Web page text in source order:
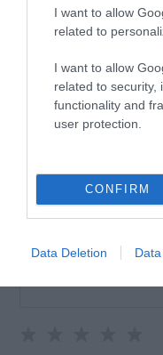
I want to allow
related to
I want to allow
related to security,
functionality and
user protection.
CONFIRM
Data Deletion
az